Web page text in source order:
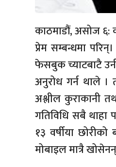
काठमाडौं, असोज ६:
प्रेम सम्बन्धमा
फेसबुक च्याटबाटै
अनुरोध गर्न थाले ।
अश्लील कुराकानी
गतिविधि सबै
१३ वर्षीया
मोबाइल मात्रै